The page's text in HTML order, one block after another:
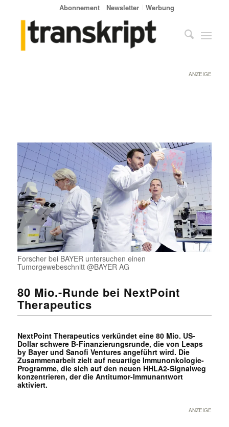
Abonnement Newsletter Werbung
ANZEIGE
Forscher bei BAYER untersuchen einen
Tumorgewebeschnitt @BAYER AG
80 Mio.-Runde bei NextPoint
Therapeutics
NextPoint Therapeutics verkündet eine 80 Mio. US-
Dollar schwere B-Finanzierungsrunde, die von Leaps
by Bayer und Sanofi Ventures angeführt wird. Die
Zusammenarbeit zielt auf neuartige Immunonkologie-
Programme, die sich auf den neuen HHLA2-Signalweg
konzentrieren, der die Antitumor-Immunantwort
aktiviert.
ANZEIGE